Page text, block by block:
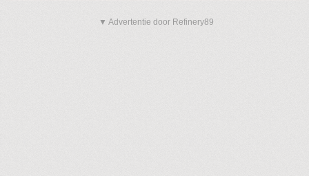
▼ Advertentie door Refinery89